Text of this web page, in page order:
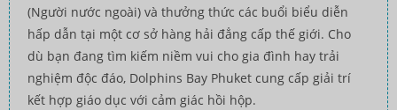
(Người nước ngoài) và thưởng thức các buổi biểu diễn
hấp dẫn tại một cơ sở hàng hải đẳng cấp thế giới. Cho
dù bạn đang tìm kiếm niềm vui cho gia đình hay trải
nghiệm độc đáo, Dolphins Bay Phuket cung cấp giải trí
kết hợp giáo dục với cảm giác hồi hộp.